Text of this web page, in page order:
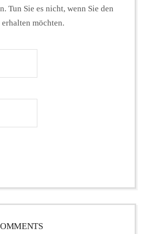
Tun Sie es nicht, wenn Sie den
möchten.